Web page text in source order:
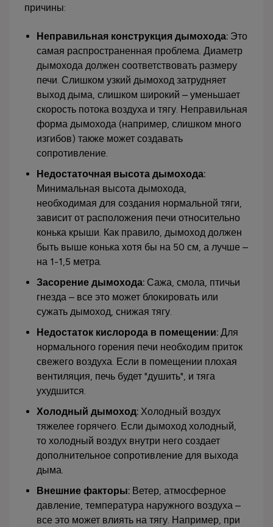
причины:
Неправильная конструкция дымохода: Это
самая распространенная проблема. Диаметр
дымохода должен соответствовать размеру
печи. Слишком узкий дымоход затрудняет
выход дыма, слишком широкий – уменьшает
скорость потока воздуха и тягу. Неправильная
форма дымохода (например, слишком много
изгибов) также может создавать
сопротивление.
Недостаточная высота дымохода:
Минимальная высота дымохода,
необходимая для создания нормальной тяги,
зависит от расположения печи относительно
конька крыши. Как правило, дымоход должен
быть выше конька хотя бы на 50 см, а лучше –
на 1-1,5 метра.
Засорение дымохода: Сажа, смола, птичьи
гнезда – все это может блокировать или
сужать дымоход, снижая тягу.
Недостаток кислорода в помещении: Для
нормального горения печи необходим приток
свежего воздуха. Если в помещении плохая
вентиляция, печь будет "душить", и тяга
ухудшится.
Холодный дымоход: Холодный воздух
тяжелее горячего. Если дымоход холодный,
то холодный воздух внутри него создает
дополнительное сопротивление для выхода
дыма.
Внешние факторы: Ветер, атмосферное
давление, температура наружного воздуха –
все это может влиять на тягу. Например, при